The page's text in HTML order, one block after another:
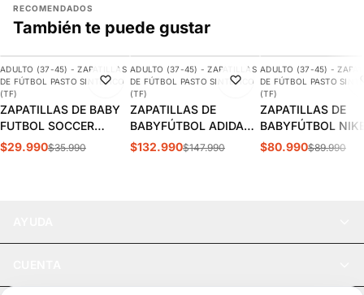
RECOMENDADOS
También te puede gustar
-17%
AGREGAR
ADULTO (37-45) - ZAPATILLAS
DE FÚTBOL PASTO SINTÉTICO
(TF)
ZAPATILLAS DE BABY
FUTBOL SOCCER
DARKBLUE ADULTO
$29.990$35.990
-10%
AGREGAR
ADULTO (37-45) - ZAPATILLAS
DE FÚTBOL PASTO SINTÉTICO
(TF)
ZAPATILLAS DE
BABYFÚTBOL ADIDAS
COPA MUNDIAL
$132.990$147.990
-10%
ADULTO (37-45) -
DE FÚTBOL PASTO
(TF)
ZAPATILLAS DE
BABYFÚTBOL
TIEMPO LEGEND
$80.990$89.990